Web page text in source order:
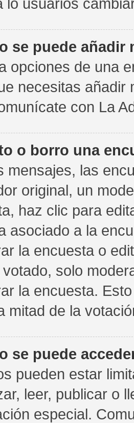
se puede añadir
opciones de una
necesitas añadir
con La
o borro una
mensajes, las
original, un
haz clic para
asociado a la
la encuesta o
solo
la encuesta.
mitad de la
se puede
pueden estar
leer, publicar o
especial.